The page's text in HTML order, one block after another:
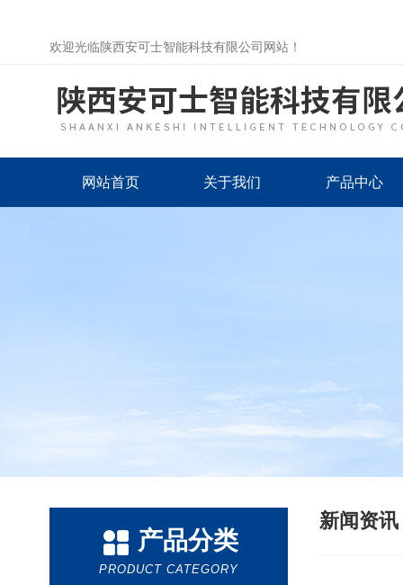
欢迎光临陕西安可士智能科技有限公司网站！
网站首页 关于我们 产品中心
产品分类
PRODUCT CATEGORY
新闻资讯